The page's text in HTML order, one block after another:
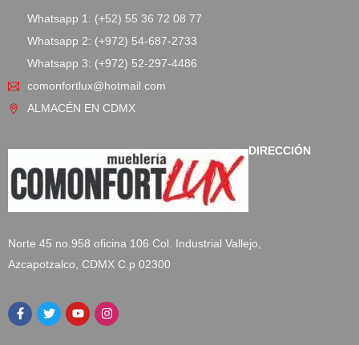
Whatsapp 1: (+52) 55 36 72 08 77
Whatsapp 2: (+972) 54-687-2733
Whatsapp 3: (+972) 52-297-4486
comonfortlux@hotmail.com
ALMACÉN EN CDMX
DIRECCIÓN
Norte 45 no.958 oficina 106 Col. Industrial Vallejo,
Azcapotzalco, CDMX C.p 02300